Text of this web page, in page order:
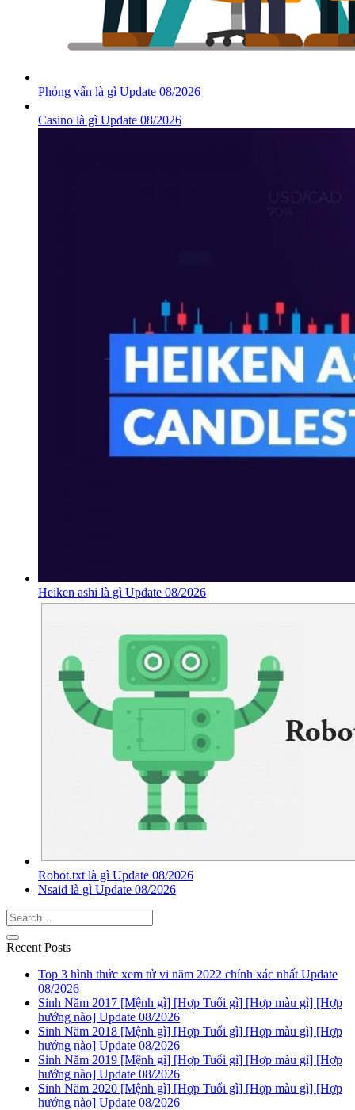
Phỏng vấn là gì Update 08/2026
Casino là gì Update 08/2026
Heiken ashi là gì Update 08/2026
Robot.txt là gì Update 08/2026
Nsaid là gì Update 08/2026
Recent Posts
Top 3 hình thức xem tử vi năm 2022 chính xác nhất Update
08/2026
Sinh Năm 2017 [Mệnh gì] [Hợp Tuổi gì] [Hợp màu gì] [Hợp
hướng nào] Update 08/2026
Sinh Năm 2018 [Mệnh gì] [Hợp Tuổi gì] [Hợp màu gì] [Hợp
hướng nào] Update 08/2026
Sinh Năm 2019 [Mệnh gì] [Hợp Tuổi gì] [Hợp màu gì] [Hợp
hướng nào] Update 08/2026
Sinh Năm 2020 [Mệnh gì] [Hợp Tuổi gì] [Hợp màu gì] [Hợp
hướng nào] Update 08/2026